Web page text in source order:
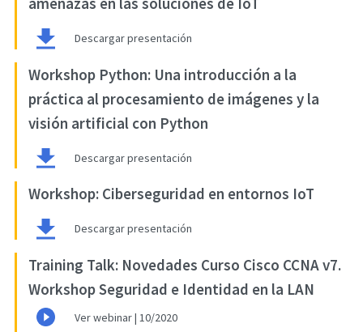
Descargar presentación
Workshop Python: Una introducción a la
práctica al procesamiento de imágenes y la
visión artificial con Python
Descargar presentación
Workshop: Ciberseguridad en entornos IoT
Descargar presentación
Training Talk: Novedades Curso Cisco CCNA v7.
Workshop Seguridad e Identidad en la LAN
Ver webinar | 10/2020